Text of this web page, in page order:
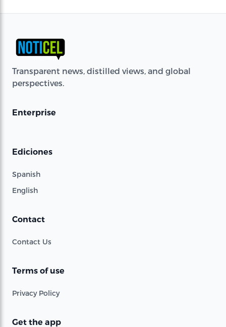
Transparent news, distilled views, and global
perspectives.
Enterprise
Ediciones
Spanish
English
Contact
Contact Us
Terms of use
Privacy Policy
Get the app